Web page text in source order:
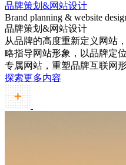
品牌策划&网站设计
Brand planning & website
品牌策划&网站设计
从品牌的高度重新定义网站
略指导网站形象，以品牌定
专属网站，重塑品牌互联网
探索更多内容